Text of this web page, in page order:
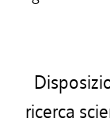
ricerca